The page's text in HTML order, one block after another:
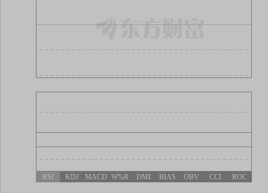
RSI KDJ MACD W%R DMI BIAS OBV CCI ROC